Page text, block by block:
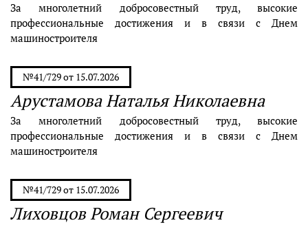
За многолетний добросовестный труд, высокие
профессиональные достижения и в связи с Днем
машиностроителя
№41/729 от 15.07.2026
Арустамова Наталья Николаевна
За многолетний добросовестный труд, высокие
профессиональные достижения и в связи с Днем
машиностроителя
№41/729 от 15.07.2026
Лиховцов Роман Сергеевич